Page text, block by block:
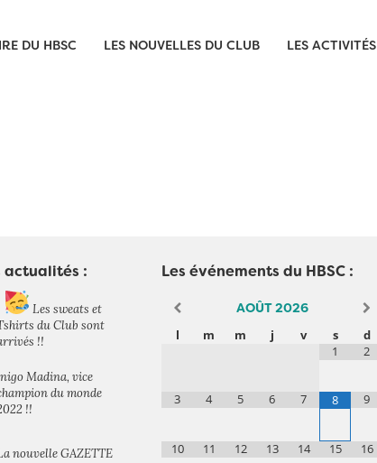
DU HBSC LES NOUVELLES DU CLUB LES ACTIVITÉS
actualités :
Les sweats et
du Club sont
!!
Madina, vice
du monde
!!
nouvelle GAZETTE
Les événements du HBSC :
AOÛT2026
l
m m j v s
d
1
2
3 4 5 6 7 8 9
10 11 12 13 14 15 16